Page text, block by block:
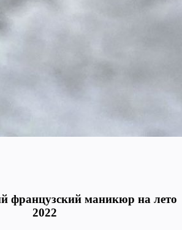
французский маникюр на лето
2022